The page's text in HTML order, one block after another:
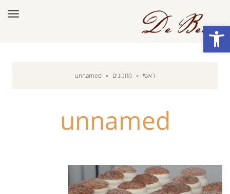
פתח סרגל נגישות
ראשי » מתכונים »
unnamed
unnamed